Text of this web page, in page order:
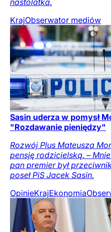
KrajObserwator mediów
Sasin uderza w pomysł
"Rozdawanie pieniędzy"
Rozwój Plus Mateusza
pensję rodzicielską. –
pan premier był
poseł PiS Jacek Sasin.
OpinieKrajEkonomia